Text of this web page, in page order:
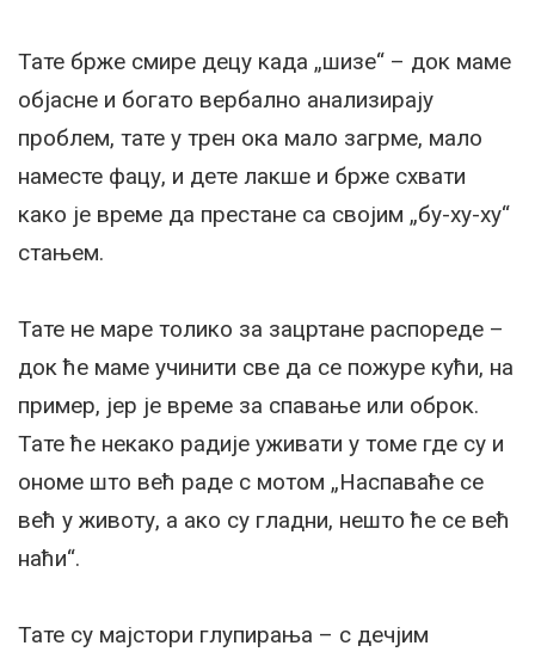
Тате брже смире децу када „шизе“ – док маме
објасне и богато вербално анализирају
проблем, тате у трен ока мало загрме, мало
наместе фацу, и дете лакше и брже схвати
како је време да престане са својим „бу-ху-ху“
стањем.
Тате не маре толико за зацртане распореде –
док ће маме учинити све да се пожуре кући, на
пример, јер је време за спавање или оброк.
Тате ће некако радије уживати у томе где су и
ономе што већ раде с мотом „Наспаваће се
већ у животу, а ако су гладни, нешто ће се већ
наћи“.
Тате су мајстори глупирања – с дечјим